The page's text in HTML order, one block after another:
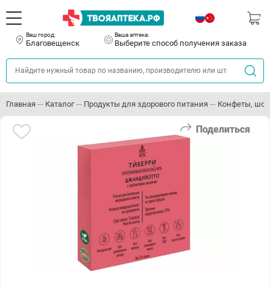
Ваш город:
Благовещенск
Ваша аптека:
Выберите способ получения заказа
Главная Каталог Продукты для здорового питания Конфеты,
Поделиться